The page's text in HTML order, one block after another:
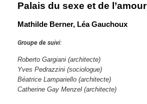
Palais du sexe et de l’amour
Mathilde Berner, Léa Gauchoux
Groupe de suivi:
Roberto Gargiani (architecte)
Yves Pedrazzini (sociologue)
Béatrice Lampariello (architecte)
Catherine Gay Menzel (architecte)